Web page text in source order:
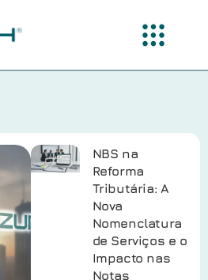
NBS na
Reforma
Tributária: A
Nova
Nomenclatura
de Serviços e o
Impacto nas
Notas